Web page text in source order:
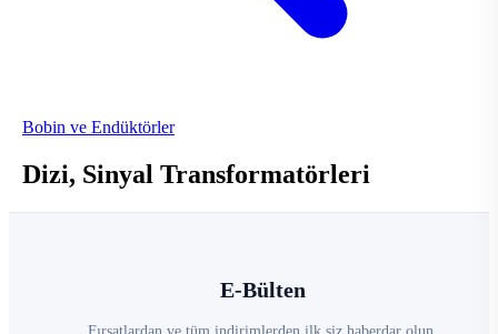
Bobin ve Endüktörler
Dizi, Sinyal Transformatörleri
E-Bülten